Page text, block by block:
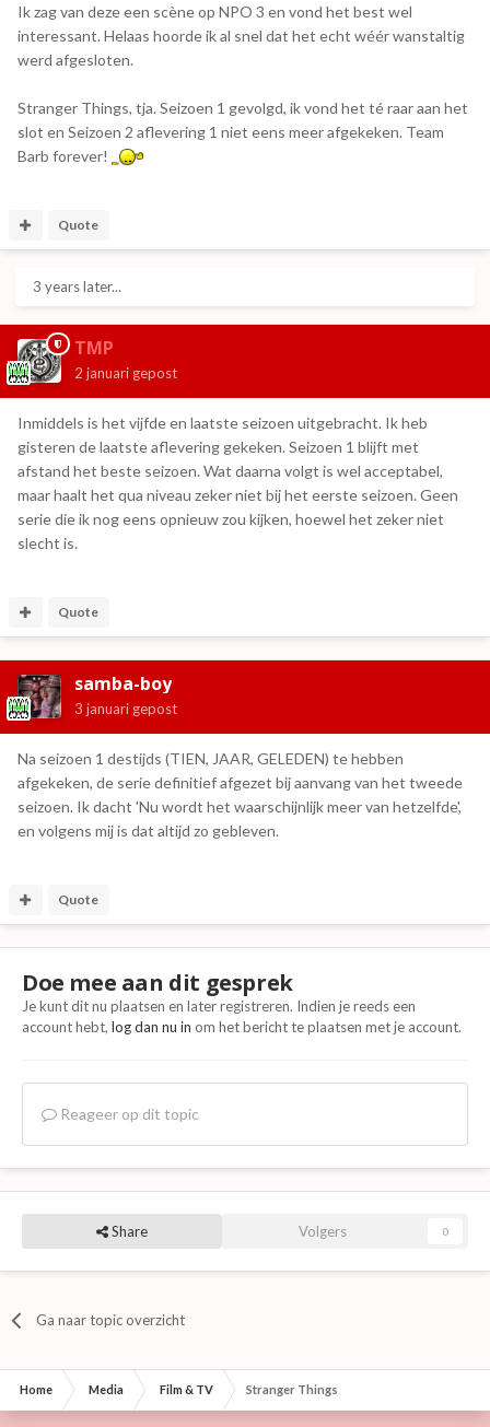
Ik zag van deze een scène op NPO 3 en vond het best wel
interessant. Helaas hoorde ik al snel dat het echt wéér wanstaltig
werd afgesloten.
Stranger Things, tja. Seizoen 1 gevolgd, ik vond het té raar aan het
slot en Seizoen 2 aflevering 1 niet eens meer afgekeken. Team
Barb forever!
Quote
3 years later...
TMP
2 januari gepost
Inmiddels is het vijfde en laatste seizoen uitgebracht. Ik heb
gisteren de laatste aflevering gekeken. Seizoen 1 blijft met
afstand het beste seizoen. Wat daarna volgt is wel acceptabel,
maar haalt het qua niveau zeker niet bij het eerste seizoen. Geen
serie die ik nog eens opnieuw zou kijken, hoewel het zeker niet
slecht is.
Quote
samba-boy
3 januari gepost
Na seizoen 1 destijds (TIEN, JAAR, GELEDEN) te hebben
afgekeken, de serie definitief afgezet bij aanvang van het tweede
seizoen. Ik dacht 'Nu wordt het waarschijnlijk meer van hetzelfde',
en volgens mij is dat altijd zo gebleven.
Quote
Doe mee aan dit gesprek
Je kunt dit nu plaatsen en later registreren. Indien je reeds een
account hebt, log dan nu in om het bericht te plaatsen met je account.
Reageer op dit topic
Share Volgers 0
Ga naar topic overzicht
Home Media Film & TV Stranger Things